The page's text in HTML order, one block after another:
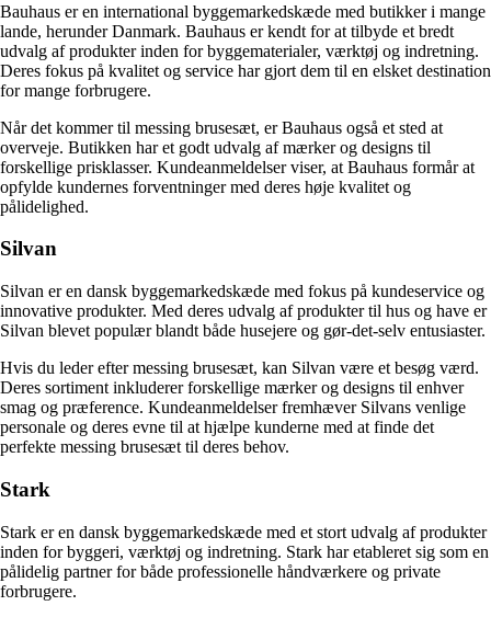
Bauhaus er en international byggemarkedskæde med butikker i mange
lande, herunder Danmark. Bauhaus er kendt for at tilbyde et bredt
udvalg af produkter inden for byggematerialer, værktøj og indretning.
Deres fokus på kvalitet og service har gjort dem til en elsket destination
for mange forbrugere.
Når det kommer til messing brusesæt, er Bauhaus også et sted at
overveje. Butikken har et godt udvalg af mærker og designs til
forskellige prisklasser. Kundeanmeldelser viser, at Bauhaus formår at
opfylde kundernes forventninger med deres høje kvalitet og
pålidelighed.
Silvan
Silvan er en dansk byggemarkedskæde med fokus på kundeservice og
innovative produkter. Med deres udvalg af produkter til hus og have er
Silvan blevet populær blandt både husejere og gør-det-selv entusiaster.
Hvis du leder efter messing brusesæt, kan Silvan være et besøg værd.
Deres sortiment inkluderer forskellige mærker og designs til enhver
smag og præference. Kundeanmeldelser fremhæver Silvans venlige
personale og deres evne til at hjælpe kunderne med at finde det
perfekte messing brusesæt til deres behov.
Stark
Stark er en dansk byggemarkedskæde med et stort udvalg af produkter
inden for byggeri, værktøj og indretning. Stark har etableret sig som en
pålidelig partner for både professionelle håndværkere og private
forbrugere.